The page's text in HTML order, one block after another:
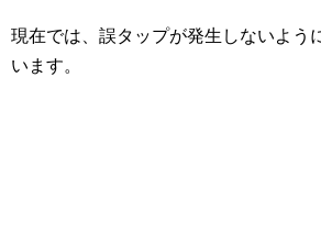
現在では、誤タップが発生しないよう
います。